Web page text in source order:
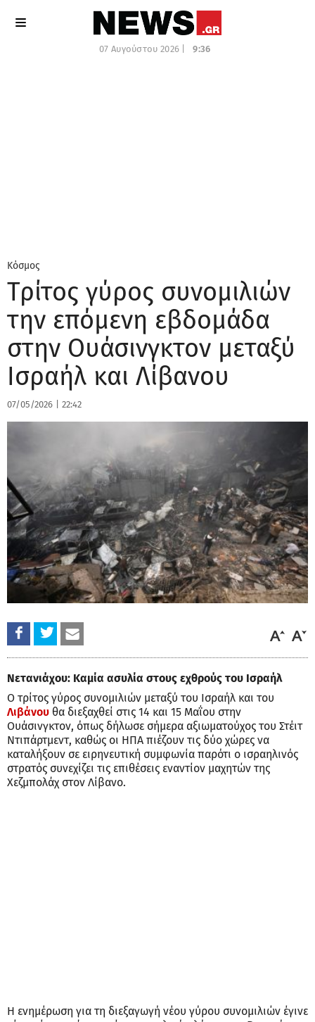
07 Αυγούστου 2026 | 9:36
Κόσμος
Τρίτος γύρος συνομιλιών
την επόμενη εβδομάδα
στην Ουάσινγκτον μεταξύ
Ισραήλ και Λίβανου
07/05/2026 22:42
Νετανιάχου: Καμία ασυλία στους εχθρούς του Ισραήλ
Ο τρίτος γύρος συνομιλιών μεταξύ του Ισραήλ και του
Λιβάνου θα διεξαχθεί στις 14 και 15 Μαΐου στην
Ουάσινγκτον, όπως δήλωσε σήμερα αξιωματούχος του Στέιτ
Ντιπάρτμεντ, καθώς οι ΗΠΑ πιέζουν τις δύο χώρες να
καταλήξουν σε ειρηνευτική συμφωνία παρότι ο ισραηλινός
στρατός συνεχίζει τις επιθέσεις εναντίον μαχητών της
Χεζμπολάχ στον Λίβανο.
Η ενημέρωση για τη διεξαγωγή νέου γύρου συνομιλιών έγινε